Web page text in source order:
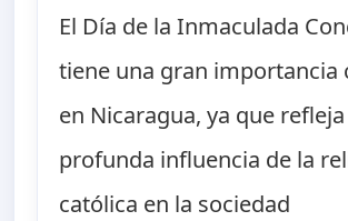
El Día de la Inmaculada
tiene una gran importancia
en Nicaragua, ya que
profunda influencia de la
católica en la sociedad